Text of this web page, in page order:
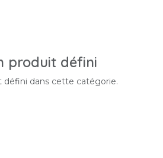
produit défini
défini dans cette catégorie.